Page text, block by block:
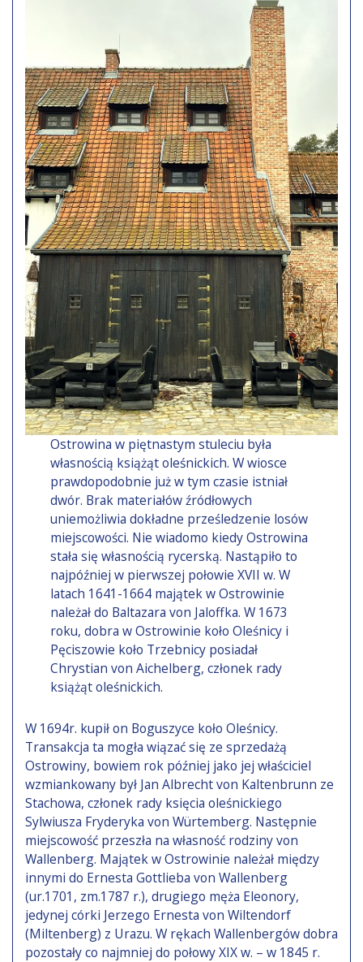
Ostrowina w piętnastym stuleciu była
własnością książąt oleśnickich. W wiosce
prawdopodobnie już w tym czasie istniał
dwór. Brak materiałów źródłowych
uniemożliwia dokładne prześledzenie losów
miejscowości. Nie wiadomo kiedy Ostrowina
stała się własnością rycerską. Nastąpiło to
najpóźniej w pierwszej połowie XVII w. W
latach 1641-1664 majątek w Ostrowinie
należał do Baltazara von Jaloffka. W 1673
roku, dobra w Ostrowinie koło Oleśnicy i
Pęciszowie koło Trzebnicy posiadał
Chrystian von Aichelberg, członek rady
książąt oleśnickich.
W 1694r. kupił on Boguszyce koło Oleśnicy.
Transakcja ta mogła wiązać się ze sprzedażą
Ostrowiny, bowiem rok później jako jej właściciel
wzmiankowany był Jan Albrecht von Kaltenbrunn ze
Stachowa, członek rady księcia oleśnickiego
Sylwiusza Fryderyka von Würtemberg. Następnie
miejscowość przeszła na własność rodziny von
Wallenberg. Majątek w Ostrowinie należał między
innymi do Ernesta Gottlieba von Wallenberg
(ur.1701, zm.1787 r.), drugiego męża Eleonory,
jedynej córki Jerzego Ernesta von Wiltendorf
(Miltenberg) z Urazu. W rękach Wallenbergów dobra
pozostały co najmniej do połowy XIX w. – w 1845 r.